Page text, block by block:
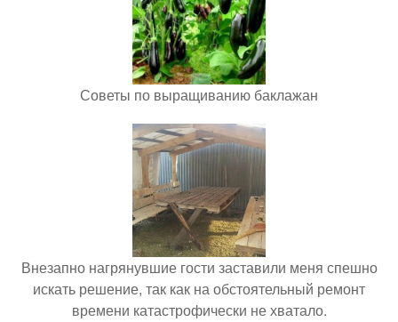
Советы по выращиванию баклажан
Внезапно нагрянувшие гости заставили меня спешно
искать решение, так как на обстоятельный ремонт
времени катастрофически не хватало.